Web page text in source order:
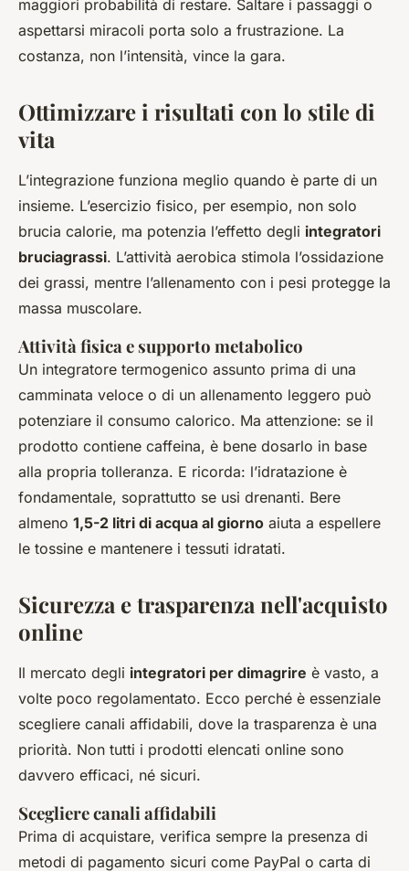
maggiori probabilità di restare. Saltare i passaggi o
aspettarsi miracoli porta solo a frustrazione. La
costanza, non l’intensità, vince la gara.
Ottimizzare i risultati con lo stile di
vita
L’integrazione funziona meglio quando è parte di un
insieme. L’esercizio fisico, per esempio, non solo
brucia calorie, ma potenzia l’effetto degli integratori
bruciagrassi. L’attività aerobica stimola l’ossidazione
dei grassi, mentre l’allenamento con i pesi protegge la
massa muscolare.
Attività fisica e supporto metabolico
Un integratore termogenico assunto prima di una
camminata veloce o di un allenamento leggero può
potenziare il consumo calorico. Ma attenzione: se il
prodotto contiene caffeina, è bene dosarlo in base
alla propria tolleranza. E ricorda: l’idratazione è
fondamentale, soprattutto se usi drenanti. Bere
almeno 1,5-2 litri di acqua al giorno aiuta a espellere
le tossine e mantenere i tessuti idratati.
Sicurezza e trasparenza nell'acquisto
online
Il mercato degli integratori per dimagrire è vasto, a
volte poco regolamentato. Ecco perché è essenziale
scegliere canali affidabili, dove la trasparenza è una
priorità. Non tutti i prodotti elencati online sono
davvero efficaci, né sicuri.
Scegliere canali affidabili
Prima di acquistare, verifica sempre la presenza di
metodi di pagamento sicuri come PayPal o carta di